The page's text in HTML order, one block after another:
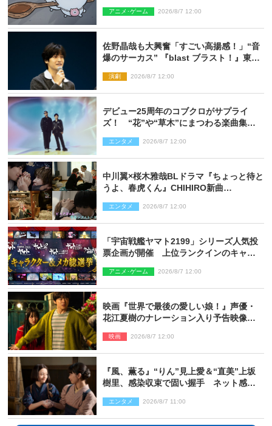
アニメ･ゲーム 2026/8/7 12:00
佐野晶哉も大興奮「すごい高揚感！」“音
爆のサーカス” 『blast ブラスト！』東京
演劇 2026/8/7 12:00
デビュー25周年のコブクロがサプライ
ズ！ “花”や“草木”にまつわる楽曲集め
信リリース
エンタメ 2026/8/7 12:00
中川翼×桜木雅哉BLドラマ『ちょっと待と
うよ、春虎くん』CHIHIRO新曲
エンタメ 2026/8/7 12:00
「宇宙戦艦ヤマト2199」シリーズ人気投
票企画が開催 上位ランクインのキャラ
を制作
アニメ･ゲーム 2026/8/7 12:00
映画『世界で最後の愛しい娘！』声優・
花江夏樹のナレーション入り予告映像解
い！」
映画 2026/8/7 12:00
『風、薫る』“りん”見上愛＆“直美”上坂
樹里、感染収束で固い握手 ネット感動
エンタメ 2026/8/7 11:00